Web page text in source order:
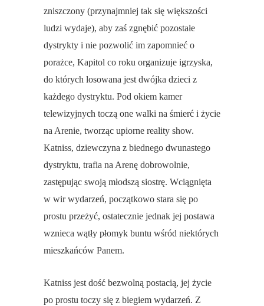
zniszczony (przynajmniej tak się większości
ludzi wydaje), aby zaś zgnębić pozostałe
dystrykty i nie pozwolić im zapomnieć o
porażce, Kapitol co roku organizuje igrzyska,
do których losowana jest dwójka dzieci z
każdego dystryktu. Pod okiem kamer
telewizyjnych toczą one walki na śmierć i życie
na Arenie, tworząc upiorne reality show.
Katniss, dziewczyna z biednego dwunastego
dystryktu, trafia na Arenę dobrowolnie,
zastępując swoją młodszą siostrę. Wciągnięta
w wir wydarzeń, początkowo stara się po
prostu przeżyć, ostatecznie jednak jej postawa
wznieca wątły płomyk buntu wśród niektórych
mieszkańców Panem.
Katniss jest dość bezwolną postacią, jej życie
po prostu toczy się z biegiem wydarzeń. Z